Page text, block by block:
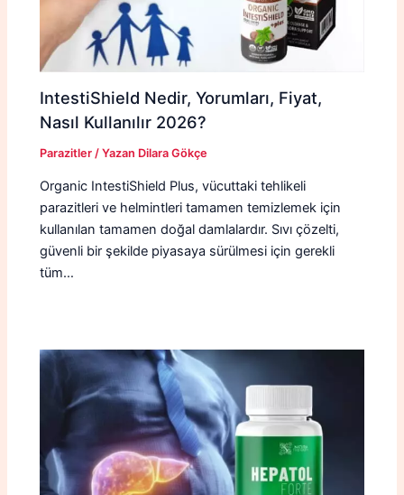
IntestiShield Nedir, Yorumları, Fiyat,
Nasıl Kullanılır 2026?
Parazitler / Yazan Dilara Gökçe
Organic IntestiShield Plus, vücuttaki tehlikeli
parazitleri ve helmintleri tamamen temizlemek için
kullanılan tamamen doğal damlalardır. Sıvı çözelti,
güvenli bir şekilde piyasaya sürülmesi için gerekli
tüm…